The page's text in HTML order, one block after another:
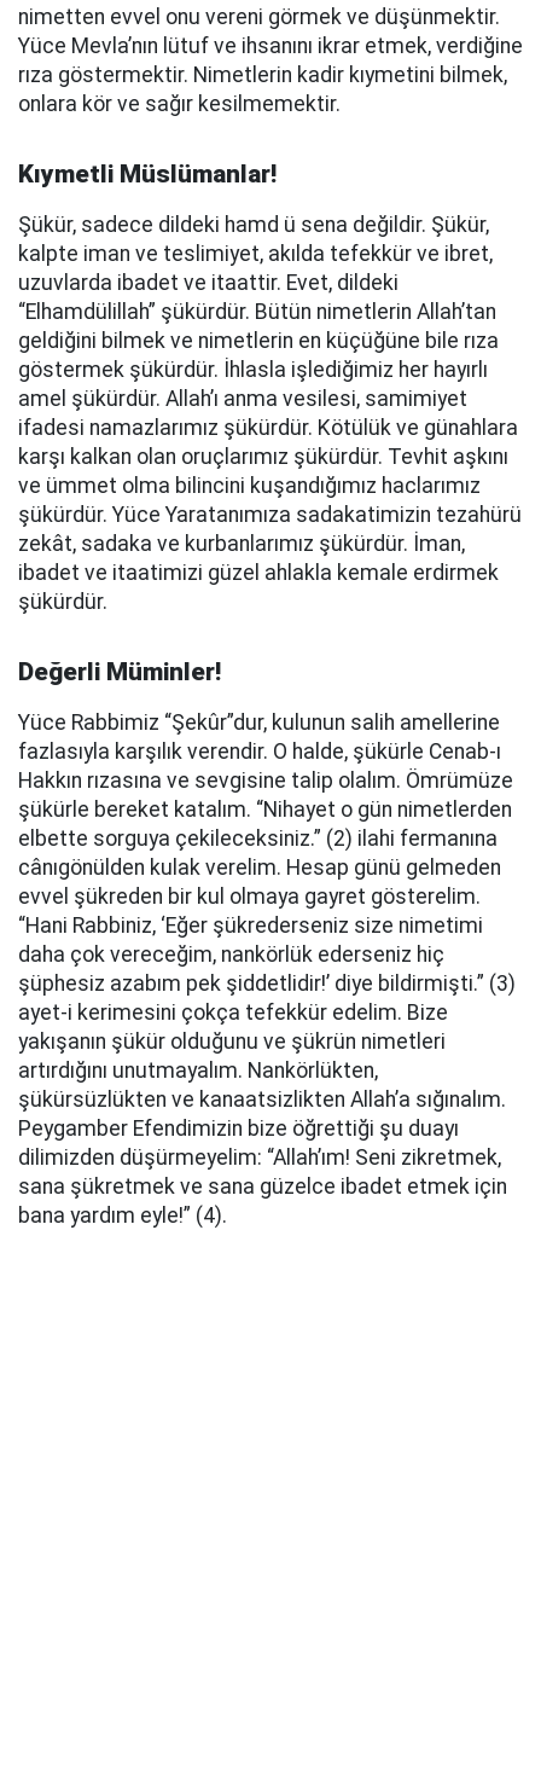
nimetten evvel onu vereni görmek ve düşünmektir.
Yüce Mevla’nın lütuf ve ihsanını ikrar etmek, verdiğine
rıza göstermektir. Nimetlerin kadir kıymetini bilmek,
onlara kör ve sağır kesilmemektir.
Kıymetli Müslümanlar!
Şükür, sadece dildeki hamd ü sena değildir. Şükür,
kalpte iman ve teslimiyet, akılda tefekkür ve ibret,
uzuvlarda ibadet ve itaattir. Evet, dildeki
“Elhamdülillah” şükürdür. Bütün nimetlerin Allah’tan
geldiğini bilmek ve nimetlerin en küçüğüne bile rıza
göstermek şükürdür. İhlasla işlediğimiz her hayırlı
amel şükürdür. Allah’ı anma vesilesi, samimiyet
ifadesi namazlarımız şükürdür. Kötülük ve günahlara
karşı kalkan olan oruçlarımız şükürdür. Tevhit aşkını
ve ümmet olma bilincini kuşandığımız haclarımız
şükürdür. Yüce Yaratanımıza sadakatimizin tezahürü
zekât, sadaka ve kurbanlarımız şükürdür. İman,
ibadet ve itaatimizi güzel ahlakla kemale erdirmek
şükürdür.
Değerli Müminler!
Yüce Rabbimiz “Şekûr”dur, kulunun salih amellerine
fazlasıyla karşılık verendir. O halde, şükürle Cenab-ı
Hakkın rızasına ve sevgisine talip olalım. Ömrümüze
şükürle bereket katalım. “Nihayet o gün nimetlerden
elbette sorguya çekileceksiniz.” (2) ilahi fermanına
cânıgönülden kulak verelim. Hesap günü gelmeden
evvel şükreden bir kul olmaya gayret gösterelim.
“Hani Rabbiniz, ‘Eğer şükrederseniz size nimetimi
daha çok vereceğim, nankörlük ederseniz hiç
şüphesiz azabım pek şiddetlidir!’ diye bildirmişti.” (3)
ayet-i kerimesini çokça tefekkür edelim. Bize
yakışanın şükür olduğunu ve şükrün nimetleri
artırdığını unutmayalım. Nankörlükten,
şükürsüzlükten ve kanaatsizlikten Allah’a sığınalım.
Peygamber Efendimizin bize öğrettiği şu duayı
dilimizden düşürmeyelim: “Allah’ım! Seni zikretmek,
sana şükretmek ve sana güzelce ibadet etmek için
bana yardım eyle!” (4).